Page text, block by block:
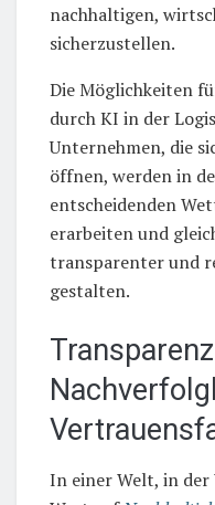
nachhaltigen,
sicherzustellen.
Die Möglichkeiten
durch KI in der
Unternehmen, die
öffnen, werden in
entscheidenden
erarbeiten und
transparenter und
gestalten.
In einer Welt, in der